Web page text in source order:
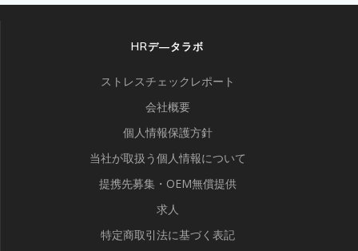
HRデ―タラボ
ストレスチェックレポート
会社概要
個人情報保護方針
当社が取扱う個人情報について
提携先募集・OEM無償提供
求人
特定商取引法に基づく表記